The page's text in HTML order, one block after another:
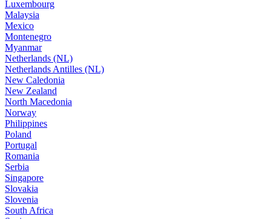
Luxembourg
Malaysia
Mexico
Montenegro
Myanmar
Netherlands (NL)
Netherlands Antilles (NL)
New Caledonia
New Zealand
North Macedonia
Norway
Philippines
Poland
Portugal
Romania
Serbia
Singapore
Slovakia
Slovenia
South Africa